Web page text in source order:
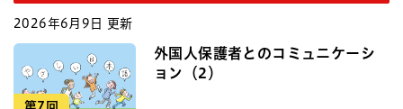
2026年6月9日 更新
第7回
外国人保護者とのコミュニケーシ
ョン（2）